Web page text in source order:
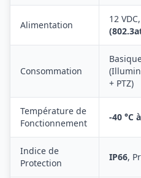
Alimentation
12
Consommation
+ PTZ)
Température de
Fonctionnement
-40 °C
Indice de
Protection
IP66,